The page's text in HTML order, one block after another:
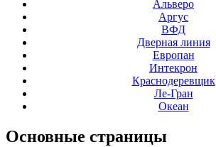
Альверо
Аргус
ВФД
Дверная линия
Европан
Интекрон
Краснодеревщик
Ле-Гран
Океан
Основные страницы